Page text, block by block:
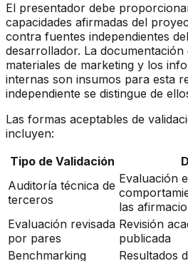
El presentador debe
capacidades afirmadas del
contra fuentes independientes
desarrollador. La
materiales de marketing y los
internas son insumos para esta
independiente se distingue de
Las formas aceptables de
incluyen:
Tipo de Validación
Auditoría técnica de
terceros
Evaluación
las
Evaluación revisada
por pares
Revisión
publicada
Benchmarking
Resultados